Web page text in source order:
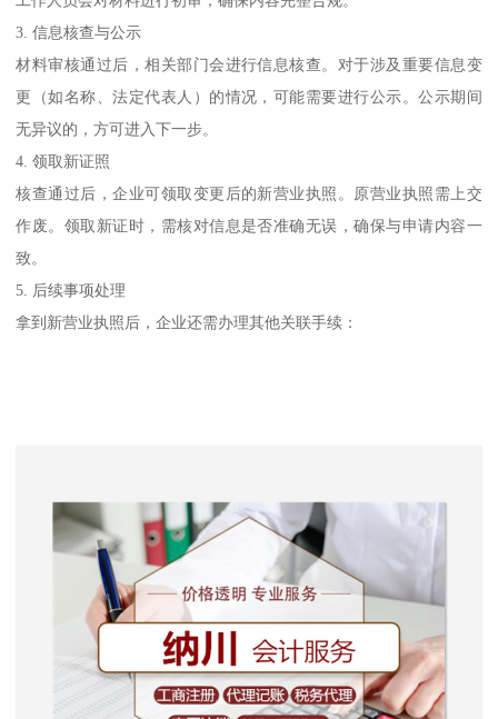
3. 信息核查与公示
材料审核通过后，相关部门会进行信息核查。对于涉及重要信息变
更（如名称、法定代表人）的情况，可能需要进行公示。公示期间
无异议的，方可进入下一步。
4. 领取新证照
核查通过后，企业可领取变更后的新营业执照。原营业执照需上交
作废。领取新证时，需核对信息是否准确无误，确保与申请内容一
致。
5. 后续事项处理
拿到新营业执照后，企业还需办理其他关联手续：